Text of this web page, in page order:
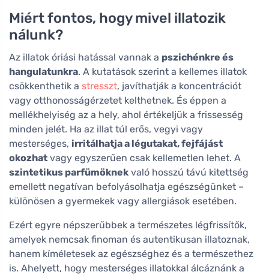
Miért fontos, hogy mivel illatozik
nálunk?
Az illatok óriási hatással vannak a pszichénkre és
hangulatunkra. A kutatások szerint a kellemes illatok
csökkenthetik a stresszt, javíthatják a koncentrációt
vagy otthonosságérzetet kelthetnek. És éppen a
mellékhelyiség az a hely, ahol értékeljük a frissesség
minden jelét. Ha az illat túl erős, vegyi vagy
mesterséges, irritálhatja a légutakat, fejfájást
okozhat vagy egyszerűen csak kellemetlen lehet. A
szintetikus parfümöknek való hosszú távú kitettség
emellett negatívan befolyásolhatja egészségünket –
különösen a gyermekek vagy allergiások esetében.
Ezért egyre népszerűbbek a természetes légfrissítők,
amelyek nemcsak finoman és autentikusan illatoznak,
hanem kíméletesek az egészséghez és a természethez
is. Ahelyett, hogy mesterséges illatokkal álcáznánk a